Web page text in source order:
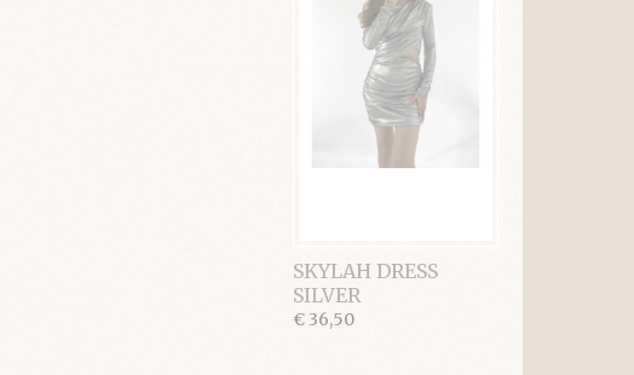
SKYLAH DRESS
SILVER
€ 36,50